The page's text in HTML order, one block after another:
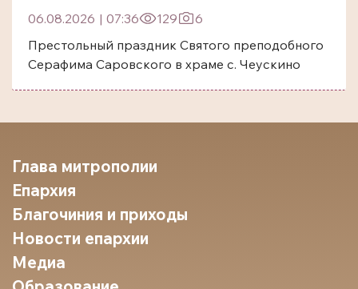
06.08.2026 | 07:36 129
6
Престольный праздник Святого преподобного
Серафима Саровского в храме с. Чеускино
Глава митрополии
Епархия
Благочиния и приходы
Новости епархии
Медиа